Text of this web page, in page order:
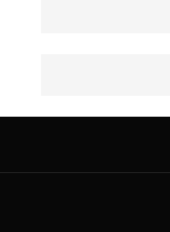
SB 30 mar